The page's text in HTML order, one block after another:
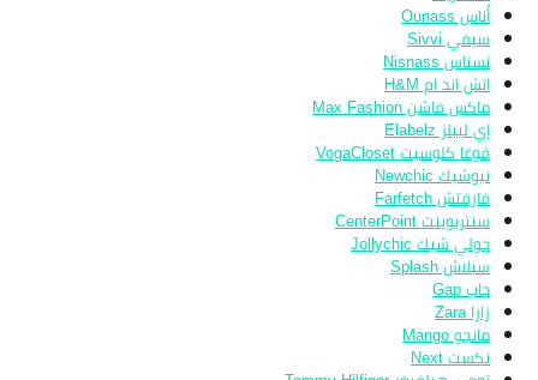
أُناس Ounass
سيفي Sivvi
نسناس Nisnass
اتش اند ام H&M
ماكس فاشن Max Fashion
إي ليبلز Elabelz
فوغا كلوسيت VogaCloset
نيوشيك Newchic
فارفتش Farfetch
سنتربوينت CenterPoint
جولي شيك Jollychic
سبلاش Splash
جاب Gap
زارا Zara
مانجو Mango
نكست Next